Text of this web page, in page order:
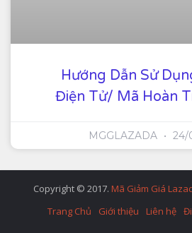
Hướng Dẫn Sử
Điện Tử/ Mã Hoàn
MGGLAZADA 24/
Copyright © 2017. Mã Giảm Giá
Trang Chủ
Giới thiệu Liên hệ